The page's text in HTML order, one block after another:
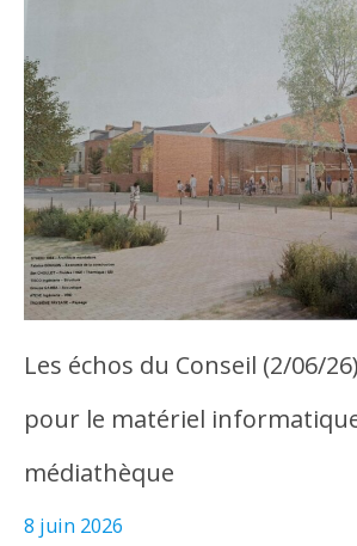
Les échos du Conseil (2/06/
pour le matériel
médiathèque
8 juin 2026